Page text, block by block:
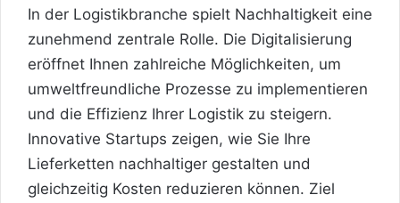
In der Logistikbranche spielt Nachhaltigkeit eine
zunehmend zentrale Rolle. Die Digitalisierung
eröffnet Ihnen zahlreiche Möglichkeiten, um
umweltfreundliche Prozesse zu implementieren
und die Effizienz Ihrer Logistik zu steigern.
Innovative Startups zeigen, wie Sie Ihre
Lieferketten nachhaltiger gestalten und
gleichzeitig Kosten reduzieren können. Ziel